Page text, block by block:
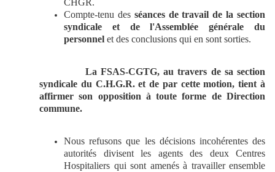
CHGR.
Compte-tenu des séances de travail de la section
syndicale et de l'Assemblée générale du
personnel et des conclusions qui en sont sorties.
La FSAS-CGTG, au travers de sa section
syndicale du C.H.G.R. et de par cette motion, tient à
affirmer son opposition à toute forme de Direction
commune.
Nous refusons que les décisions incohérentes des
autorités divisent les agents des deux Centres
Hospitaliers qui sont amenés à travailler ensemble